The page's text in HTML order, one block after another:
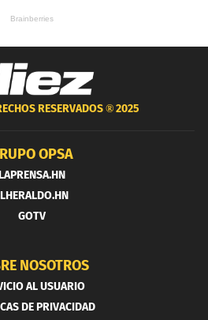
RESERVADOS ®2025
OPSA
LAPRENSA.HN
GOTV
NOSOTROS
AL USUARIO
DE PRIVACIDAD